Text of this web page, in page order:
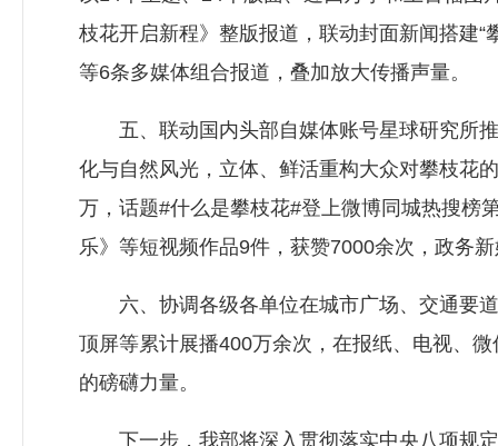
枝花开启新程》整版报道，联动封面新闻搭建
等6条多媒体组合报道，叠加放大传播声量。
五、联动国内头部自媒体账号星球研究所推
化与自然风光，立体、鲜活重构大众对攀枝花
万，话题#什么是攀枝花#登上微博同城热搜榜
乐》等短视频作品9件，获赞7000余次，政务
六、协调各级各单位在城市广场、交通要道
顶屏等累计展播400万余次，在报纸、电视、
的磅礴力量。
下一步，我部将深入贯彻落实中央八项规定